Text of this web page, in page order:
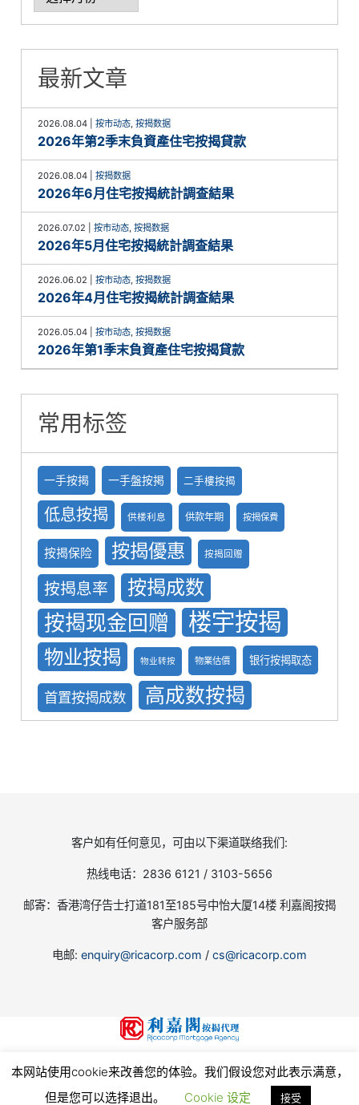
最新文章
2026.08.04 |按市动态 ,按揭数据
2026年第2季末負資產住宅按揭貸款
2026.08.04 |按揭数据
2026年6月住宅按揭統計調查結果
2026.07.02 |按市动态 ,按揭数据
2026年5月住宅按揭統計調查結果
2026.06.02 |按市动态 ,按揭数据
2026年4月住宅按揭統計調查結果
2026.05.04 |按市动态 ,按揭数据
2026年第1季末負資產住宅按揭貸款
常用标签
一手按揭 一手盤按掲 二手樓按揭
低息按揭 供楼利息 供款年期 按揭保費
按揭保险 按揭優惠 按揭回赠
按揭息率 按揭成数
按揭现金回赠 楼宇按揭
物业按揭 物业转按 物業估價 银行按揭取态
首置按揭成数 高成数按揭
客户如有任何意见，可由以下渠道联络我们:
热线电话：2836 6121 / 3103-5656
邮寄：香港湾仔告士打道181至185号中怡大厦14楼 利嘉阁按揭
客户服务部
电邮: enquiry@ricacorp.com / cs@ricacorp.com
地产代理（公司）牌照号码:C-002504
© 2026利嘉閣按揭代理有限公司 Ricacorp Mortgage Agency Limited, all rights reserved.使
本网站使用cookie来改善您的体验。我们假设您对此表示满意，
但是您可以选择退出。
Cookie 设定 接受